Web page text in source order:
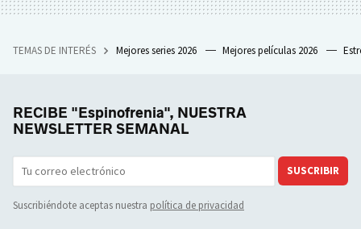
TEMAS DE INTERÉS Mejores series 2026 Mejores películas 2026
RECIBE "Espinofrenia", NUESTRA
NEWSLETTER SEMANAL
SUSCRIBIR
Suscribiéndote aceptas nuestra política de privacidad